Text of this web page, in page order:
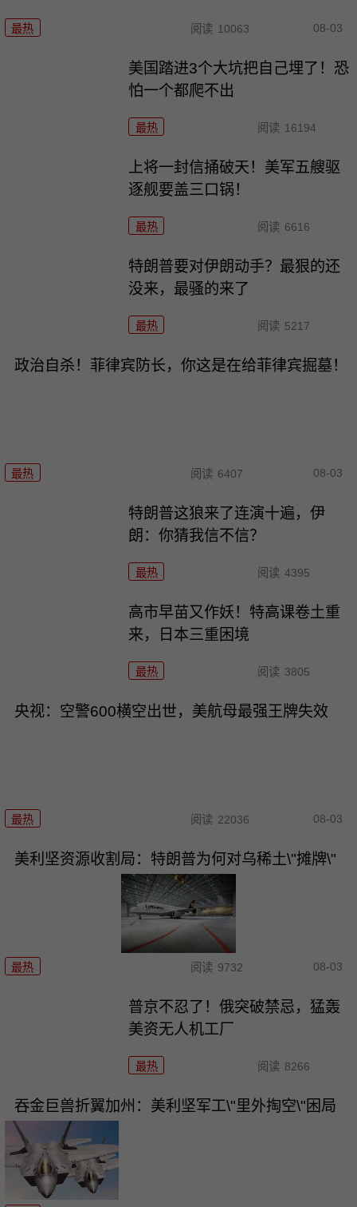
最热 阅读 10063 08-03
美国踏进3个大坑把自己埋了！恐
怕一个都爬不出
最热 阅读 16194
上将一封信捅破天！美军五艘驱
逐舰要盖三口锅！
最热 阅读 6616
特朗普要对伊朗动手？最狠的还
没来，最骚的来了
最热 阅读 5217
政治自杀！菲律宾防长，你这是在给菲律宾掘墓！
最热 阅读 6407 08-03
特朗普这狼来了连演十遍，伊
朗：你猜我信不信？
最热 阅读 4395
高市早苗又作妖！特高课卷土重
来，日本三重困境
最热 阅读 3805
央视：空警600横空出世，美航母最强王牌失效
最热 阅读 22036 08-03
美利坚资源收割局：特朗普为何对乌稀土\"摊牌\"
最热 阅读 9732 08-03
普京不忍了！俄突破禁忌，猛轰
美资无人机工厂
最热 阅读 8266
吞金巨兽折翼加州：美利坚军工\"里外掏空\"困局